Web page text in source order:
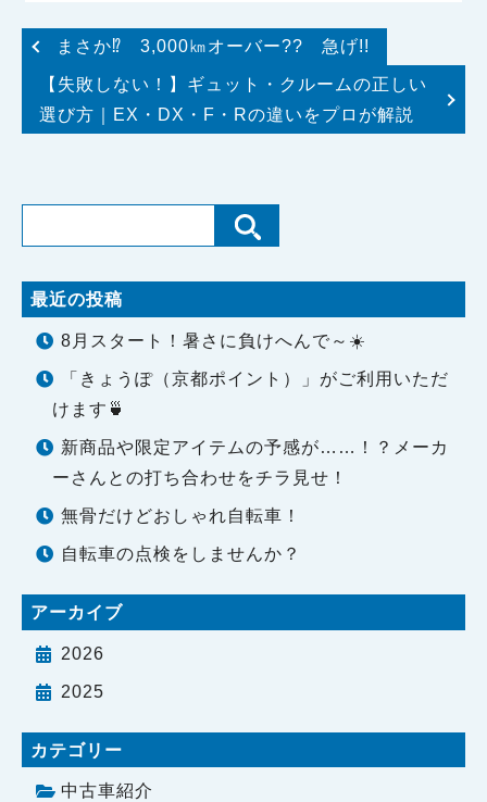
まさか⁉ 3,000㎞オーバー?? 急げ!!
【失敗しない！】ギュット・クルームの正しい
選び方｜EX・DX・F・Rの違いをプロが解説
最近の投稿
8月スタート！暑さに負けへんで～☀️
「きょうぽ（京都ポイント）」がご利用いただ
けます🍵
新商品や限定アイテムの予感が……！？メーカ
ーさんとの打ち合わせをチラ見せ！
無骨だけどおしゃれ自転車！
自転車の点検をしませんか？
アーカイブ
2026
2025
カテゴリー
中古車紹介